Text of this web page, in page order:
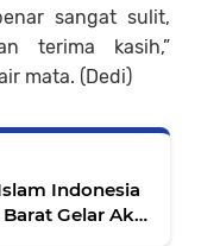
sangat sulit,
terima kasih,”
mata. (Dedi)
Indonesia
Gelar Aksi